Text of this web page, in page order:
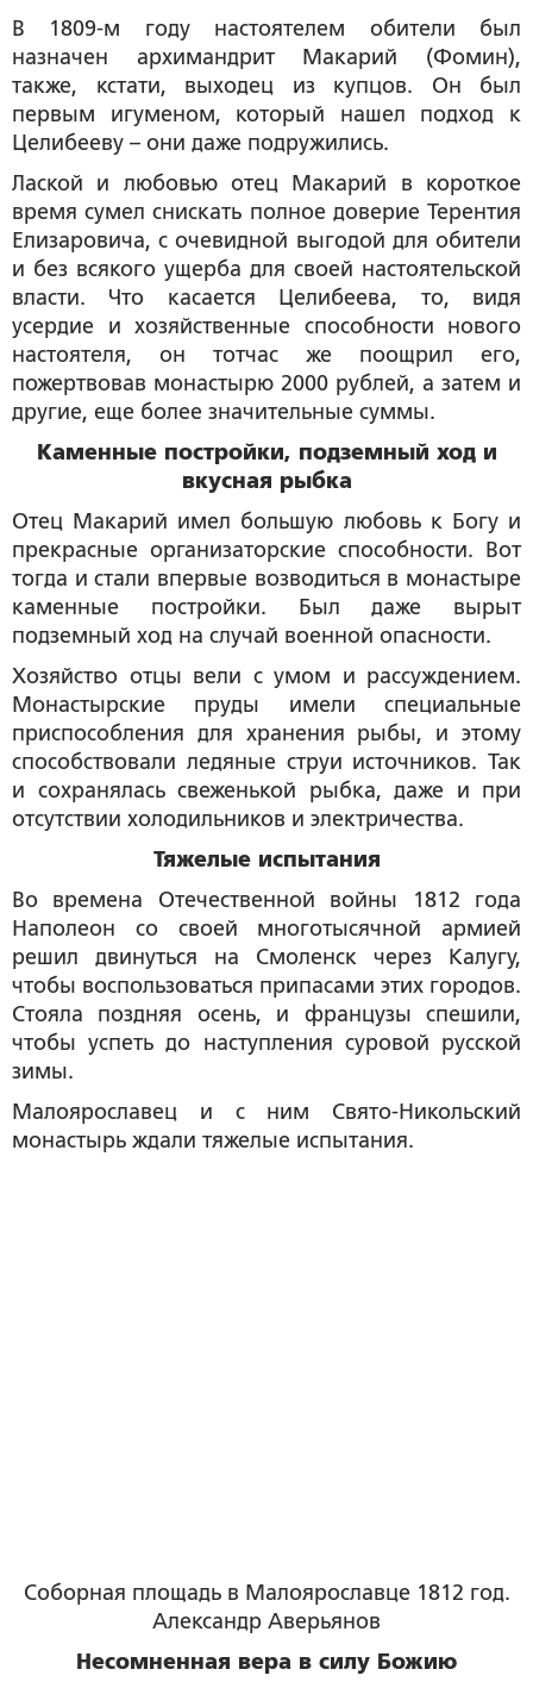
В 1809-м году настоятелем обители был
назначен архимандрит Макарий (Фомин),
также, кстати, выходец из купцов. Он был
первым игуменом, который нашел подход к
Целибееву – они даже подружились.
Лаской и любовью отец Макарий в короткое
время сумел снискать полное доверие Терентия
Елизаровича, с очевидной выгодой для обители
и без всякого ущерба для своей настоятельской
власти. Что касается Целибеева, то, видя
усердие и хозяйственные способности нового
настоятеля, он тотчас же поощрил его,
пожертвовав монастырю 2000 рублей, а затем и
другие, еще более значительные суммы.
Каменные постройки, подземный ход и
вкусная рыбка
Отец Макарий имел большую любовь к Богу и
прекрасные организаторские способности. Вот
тогда и стали впервые возводиться в монастыре
каменные постройки. Был даже вырыт
подземный ход на случай военной опасности.
Хозяйство отцы вели с умом и рассуждением.
Монастырские пруды имели специальные
приспособления для хранения рыбы, и этому
способствовали ледяные струи источников. Так
и сохранялась свеженькой рыбка, даже и при
отсутствии холодильников и электричества.
Тяжелые испытания
Во времена Отечественной войны 1812 года
Наполеон со своей многотысячной армией
решил двинуться на Смоленск через Калугу,
чтобы воспользоваться припасами этих городов.
Стояла поздняя осень, и французы спешили,
чтобы успеть до наступления суровой русской
зимы.
Малоярославец и с ним Свято-Никольский
монастырь ждали тяжелые испытания.
Соборная площадь в Малоярославце 1812 год.
Александр Аверьянов
Несомненная вера в силу Божию